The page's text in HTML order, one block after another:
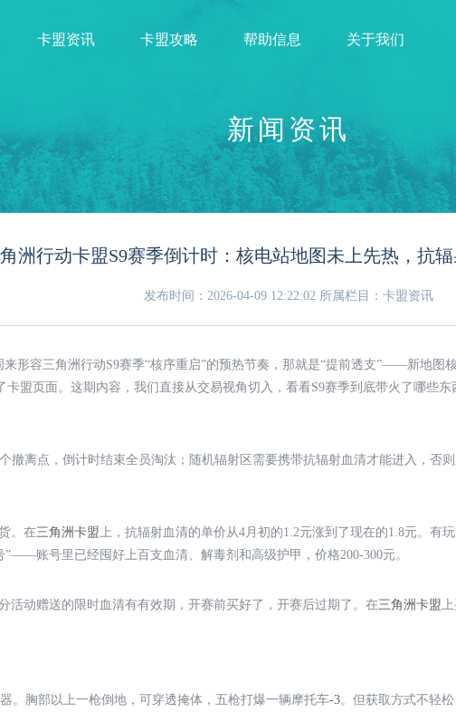
卡盟资讯 卡盟攻略 帮助信息 关于我们
新闻资讯
洲行动卡盟S9赛季倒计时：核电站地图未上先热，抗
发布时间：2026-04-09 12:22:02 所属栏目：卡盟资讯
形容三角洲行动S9赛季“核序重启”的预热节奏，那就是“提前透支”——新地图
盟页面。这期内容，我们直接从交易视角切入，看看S9赛季到底带火了哪些东
撤离点，倒计时结束全员淘汰；随机辐射区需要携带抗辐射血清才能进入，否
。在三角洲卡盟上，抗辐射血清的单价从4月初的1.2元涨到了现在的1.8元。有
账号里已经囤好上百支血清、解毒剂和高级护甲，价格200-300元。
活动赠送的限时血清有有效期，开赛前买好了，开赛后过期了。在三角洲卡盟
。胸部以上一枪倒地，可穿透掩体，五枪打爆一辆摩托车-3。但获取方式不轻